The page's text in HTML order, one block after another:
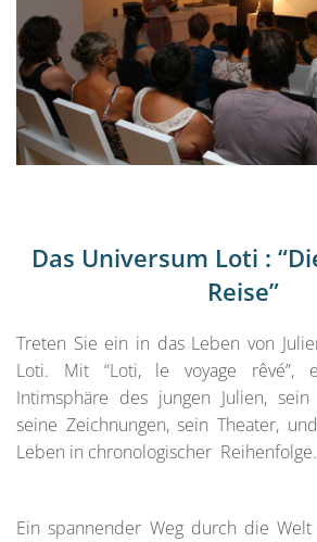
Das Universum Loti :
Reise”
Treten Sie ein in das Leben von
Loti. Mit “Loti, le voyage rêvé”,
Intimsphäre des jungen Julien, sein
seine Zeichnungen, sein Theater,
Leben in chronologischer Reihenfolge.
Ein spannender Weg durch die